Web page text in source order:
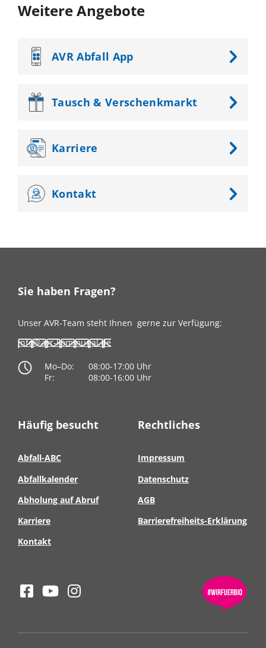
Weitere Angebote
AVRAbfall App
Tausch & Verschenkmarkt
Karriere
Kontakt
Sie haben Fragen?
Unser AVR-Team steht Ihnen gerne zur Verfügung:
info@avr-kommunal.de
Mo–Do:
08:00-17:00 Uhr
Fr:
08:00-16:00 Uhr
Häufig besucht
Abfall-ABC
Abfallkalender
Abholung auf Abruf
Karriere
Kontakt
Rechtliches
Impressum
Datenschutz
AGB
Barrierefreiheits-Erklärung